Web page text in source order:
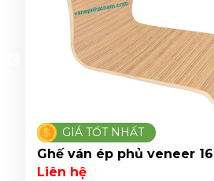
GIÁ TỐT NHẤT
Ghế ván ép phủ veneer 16
Liên hệ